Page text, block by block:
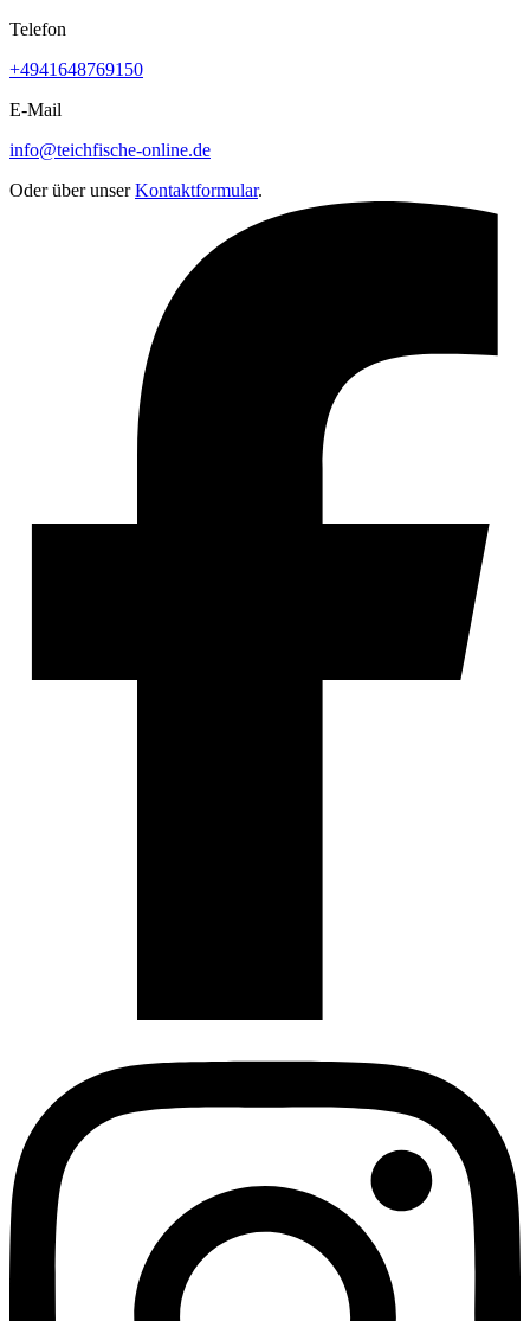
Telefon
+4941648769150
E-Mail
info@teichfische-online.de
Oder über unserKontaktformular.